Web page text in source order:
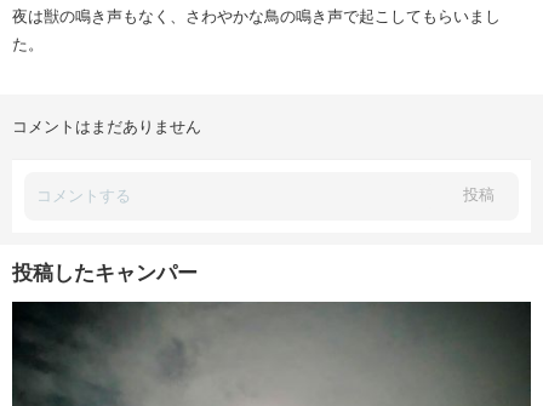
夜は獣の鳴き声もなく、さわやかな鳥の鳴き声で起こしてもらいまし
た。
コメントはまだありません
投稿
投稿したキャンパー